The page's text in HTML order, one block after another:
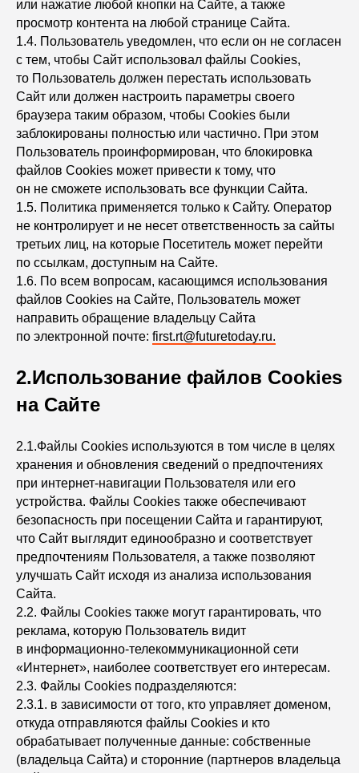
или нажатие любой кнопки на Сайте, а также
просмотр контента на любой странице Сайта.
1.4. Пользователь уведомлен, что если он не согласен
с тем, чтобы Сайт использовал файлы Сookies,
то Пользователь должен перестать использовать
Сайт или должен настроить параметры своего
браузера таким образом, чтобы Сookies были
заблокированы полностью или частично. При этом
Пользователь проинформирован, что блокировка
файлов Сookies может привести к тому, что
он не сможете использовать все функции Сайта.
1.5. Политика применяется только к Сайту. Оператор
не контролирует и не несет ответственность за сайты
третьих лиц, на которые Посетитель может перейти
по ссылкам, доступным на Сайте.
1.6. По всем вопросам, касающимся использования
файлов Сookies на Сайте, Пользователь может
направить обращение владельцу Сайта
по электронной почте: first.rt@futuretoday.ru.
2.Использование файлов Сookies
на Сайте
2.1.Файлы Сookies используются в том числе в целях
хранения и обновления сведений о предпочтениях
при интернет-навигации Пользователя или его
устройства. Файлы Сookies также обеспечивают
безопасность при посещении Сайта и гарантируют,
что Сайт выглядит единообразно и соответствует
предпочтениям Пользователя, а также позволяют
улучшать Сайт исходя из анализа использования
Сайта.
2.2. Файлы Сookies также могут гарантировать, что
реклама, которую Пользователь видит
в информационно-телекоммуникационной сети
«Интернет», наиболее соответствует его интересам.
2.3. Файлы Сookies подразделяются:
2.3.1. в зависимости от того, кто управляет доменом,
откуда отправляются файлы Сookies и кто
обрабатывает полученные данные: собственные
(владельца Сайта) и сторонние (партнеров владельца